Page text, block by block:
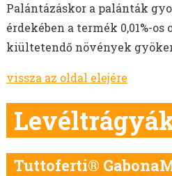
Palántázáskor a palánták
érdekében a termék 0,01%-
kiültetendő növények
vissza az oldal elejére
Tuttoferti®